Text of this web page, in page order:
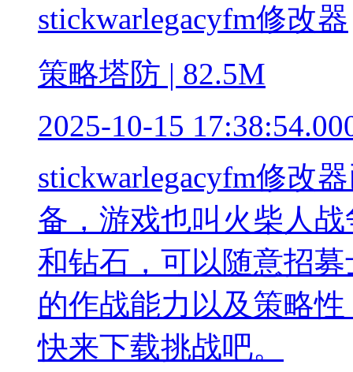
stickwarlegacyfm修改器
策略塔防 | 82.5M
2025-10-15
stickwarlegacyfm修改
备，游戏也叫火柴人
和钻石，可以随意招
的作战能力以及策略
快来下载挑战吧。